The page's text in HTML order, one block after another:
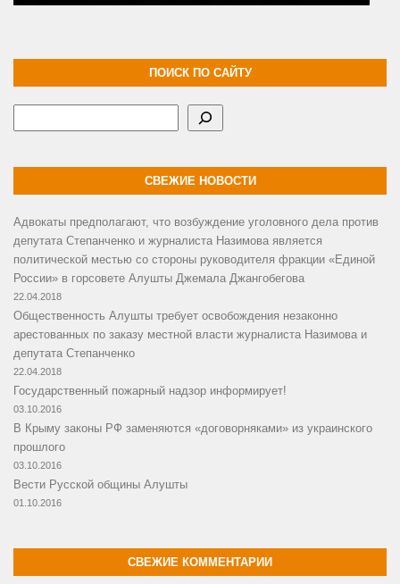
ПОИСК ПО САЙТУ
СВЕЖИЕ НОВОСТИ
Адвокаты предполагают, что возбуждение уголовного дела против
депутата Степанченко и журналиста Назимова является
политической местью со стороны руководителя фракции «Единой
России» в горсовете Алушты Джемала Джангобегова
22.04.2018
Общественность Алушты требует освобождения незаконно
арестованных по заказу местной власти журналиста Назимова и
депутата Степанченко
22.04.2018
Государственный пожарный надзор информирует!
03.10.2016
В Крыму законы РФ заменяются «договорняками» из украинского
прошлого
03.10.2016
Вести Русской общины Алушты
01.10.2016
СВЕЖИЕ КОММЕНТАРИИ